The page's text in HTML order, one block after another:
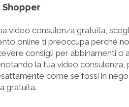
Shopper
video consulenza gratuita,
online ti preoccupa perché
consigli per abbinamenti o
la tua video
come se fossi in
gratuita.